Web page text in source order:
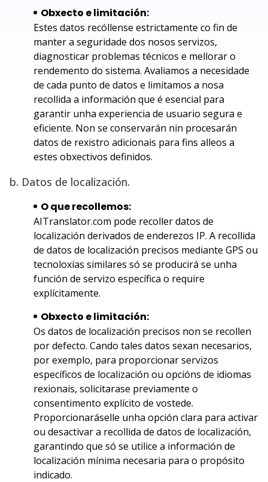
Obxecto e limitación:
Estes datos recóllense estrictamente co fin de
manter a seguridade dos nosos servizos,
diagnosticar problemas técnicos e mellorar o
rendemento do sistema. Avaliamos a necesidade
de cada punto de datos e limitamos a nosa
recollida a información que é esencial para
garantir unha experiencia de usuario segura e
eficiente. Non se conservarán nin procesarán
datos de rexistro adicionais para fins alleos a
estes obxectivos definidos.
b. Datos de localización.
O que recollemos:
AITranslator.com pode recoller datos de
localización derivados de enderezos IP. A recollida
de datos de localización precisos mediante GPS ou
tecnoloxías similares só se producirá se unha
función de servizo específica o require
explícitamente.
Obxecto e limitación:
Os datos de localización precisos non se recollen
por defecto. Cando tales datos sexan necesarios,
por exemplo, para proporcionar servizos
específicos de localización ou opcións de idiomas
rexionais, solicitarase previamente o
consentimento explícito de vostede.
Proporcionaráselle unha opción clara para activar
ou desactivar a recollida de datos de localización,
garantindo que só se utilice a información de
localización mínima necesaria para o propósito
indicado.